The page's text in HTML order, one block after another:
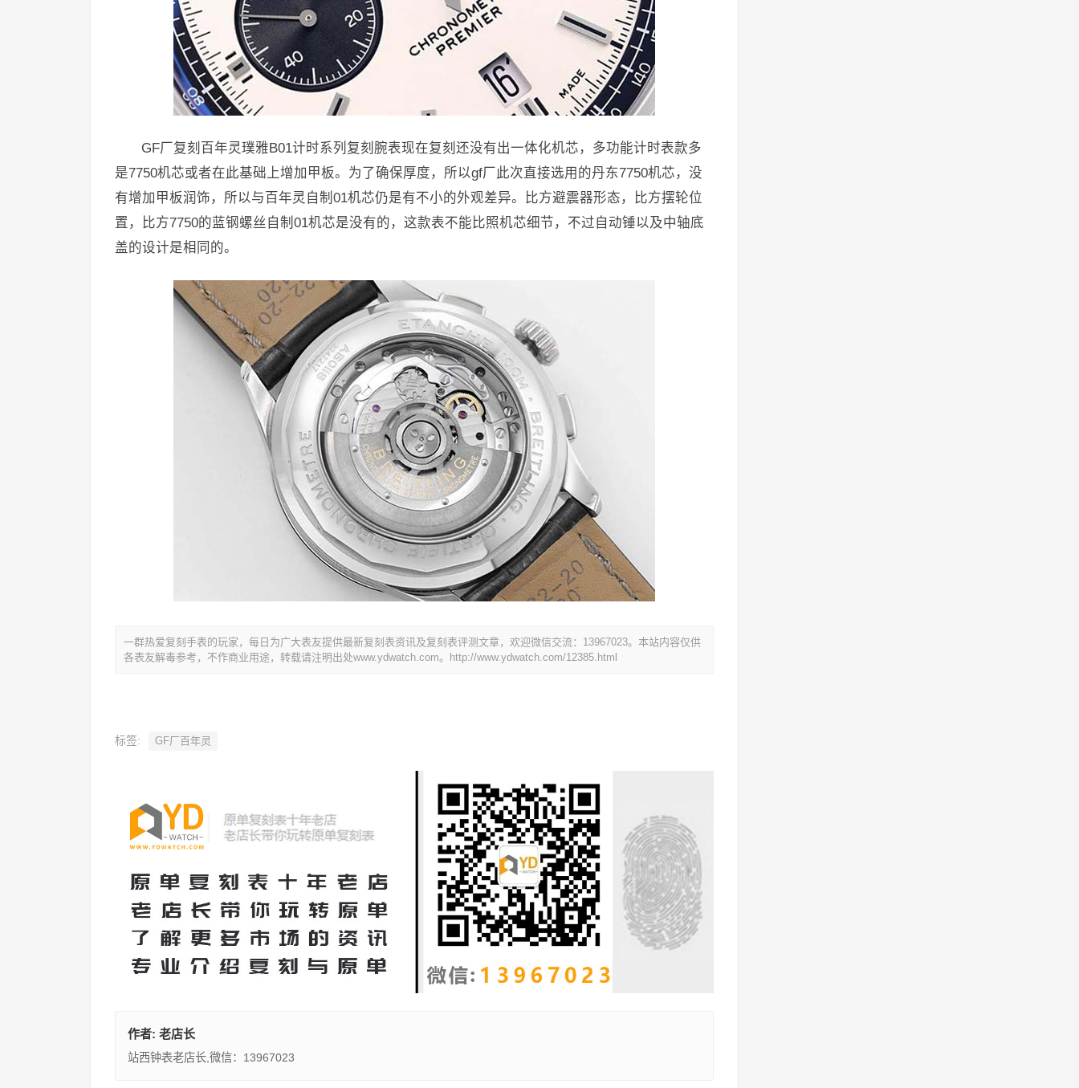
GF厂复刻百年灵璞雅B01计时系列复刻腕表现在复刻还没有出一体化机芯，多功能计时表款多
是7750机芯或者在此基础上增加甲板。为了确保厚度，所以gf厂此次直接选用的丹东7750机芯，没
有增加甲板润饰，所以与百年灵自制01机芯仍是有不小的外观差异。比方避震器形态，比方摆轮位
置，比方7750的蓝钢螺丝自制01机芯是没有的，这款表不能比照机芯细节，不过自动锤以及中轴底
盖的设计是相同的。
一群热爱复刻手表的玩家，每日为广大表友提供最新复刻表资讯及复刻表评测文章，欢迎微信交流：13967023。本站内容仅供
各表友解毒参考，不作商业用途，转载请注明出处www.ydwatch.com。
http://www.ydwatch.com/12385.html
标签: GF厂百年灵
作者: 老店长
站西钟表老店长,微信：13967023